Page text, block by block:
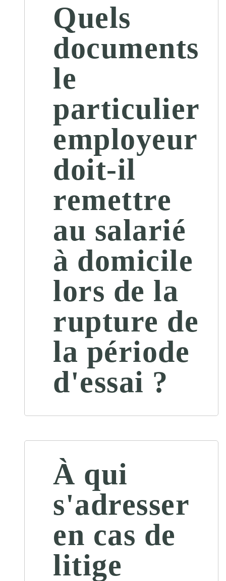
Quels
documents
le
particulier
employeur
doit-il
remettre
au salarié
à domicile
lors de la
rupture de
la période
d'essai ?
À qui
s'adresser
en cas de
litige